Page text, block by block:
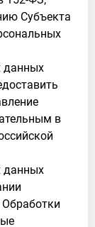
Субъекта
данных
в
данных